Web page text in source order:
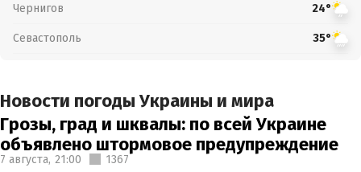
Чернигов 24°
Севастополь 35°
Новости погоды Украины и мира
Грозы, град и шквалы: по всей Украине
объявлено штормовое предупреждение
7 августа, 21:00 1367